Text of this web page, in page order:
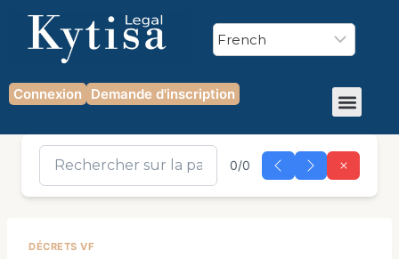
Connexion Demande d'inscription
0/0
DÉCRETS VF